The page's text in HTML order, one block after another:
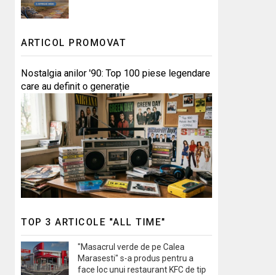
ARTICOL PROMOVAT
Nostalgia anilor '90: Top 100 piese legendare
care au definit o generație
TOP 3 ARTICOLE "ALL TIME"
"Masacrul verde de pe Calea
Marasesti" s-a produs pentru a
face loc unui restaurant KFC de tip